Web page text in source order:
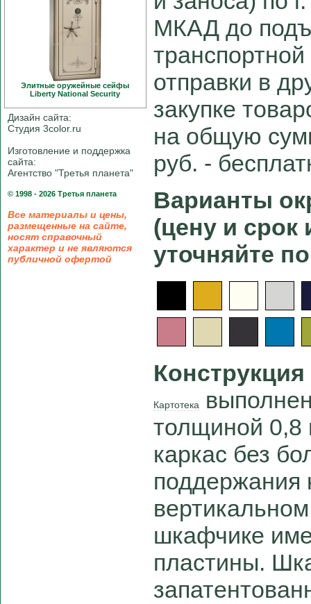
Элитные оружейные сейфы
Liberty National Security
Дизайн сайта:
Студия 3color.ru
Изготовление и поддержка
сайта:
Агентство "Третья планета"
© 1998 - 2026 Третья планета
Все материалы и цены,
размещенные на сайте,
носят справочный
характер и не являются
публичной офертой
МКАД до
отправки в
закупке
на общую
руб. -
Варианты
(цену и срок
уточняйте
Конструкция
Картотека
толщиной 0,8
каркас без
поддержания
шкафчике
пластины.